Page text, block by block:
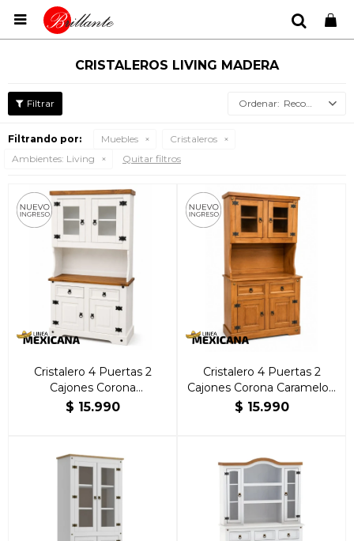

CRISTALEROS LIVING MADERA
Recomendados
Filtrando por: Muebles
Cristaleros
Ambientes: Living Quitar filtros
Cristalero 4 Puertas 2
Cajones Corona
Blanco/Caramelo | Brillante
$ 15.990
Cristalero 4 Puertas 2
Cajones Corona Caramelo |
Brillante Hogar
$ 15.990